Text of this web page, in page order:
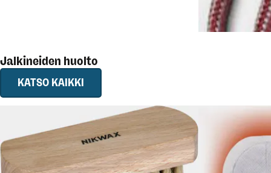
Jalkineiden huolto
KATSO KAIKKI